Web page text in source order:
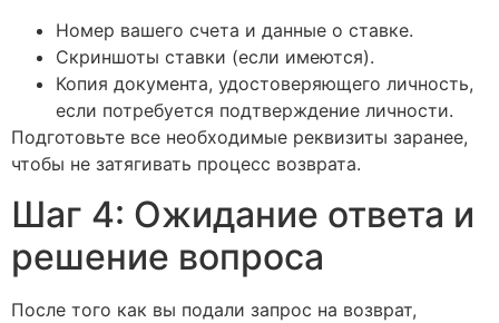
Номер вашего счета и данные о ставке.
Скриншоты ставки (если имеются).
Копия документа, удостоверяющего личность,
если потребуется подтверждение личности.
Подготовьте все необходимые реквизиты заранее,
чтобы не затягивать процесс возврата.
Шаг 4: Ожидание ответа и
решение вопроса
После того как вы подали запрос на возврат,